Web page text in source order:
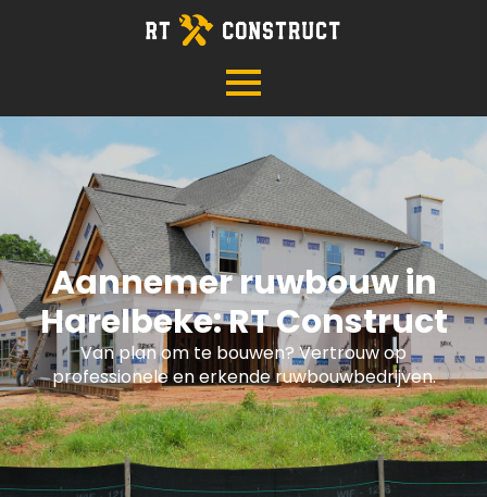
Aannemer ruwbouw in
Harelbeke: RT Construct
Van plan om te bouwen? Vertrouw op
professionele en erkende ruwbouwbedrijven.